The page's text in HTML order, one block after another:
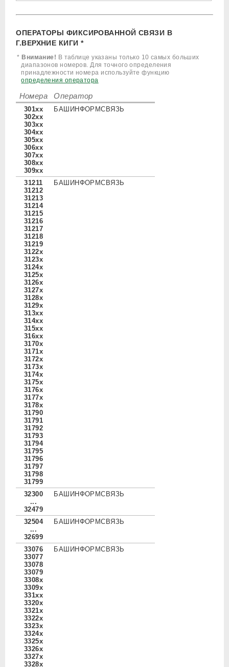
ОПЕРАТОРЫ ФИКСИРОВАННОЙ СВЯЗИ В
Г.ВЕРХНИЕ КИГИ *
* Внимание! В таблице указаны только 10 самых больших
диапазонов номеров. Для точного определения
принадлежности номера используйте функцию
определения оператора
Номера Оператор
301xx
302xx
303xx
304xx
305xx
306xx
307xx
308xx
309xx
БАШИНФОРМСВЯЗЬ
31211
31212
31213
31214
31215
31216
31217
31218
31219
3122x
3123x
3124x
3125x
3126x
3127x
3128x
3129x
313xx
314xx
315xx
316xx
3170x
3171x
3172x
3173x
3174x
3175x
3176x
3177x
3178x
31790
31791
31792
31793
31794
31795
31796
31797
31798
31799
БАШИНФОРМСВЯЗЬ
32300
...
32479
БАШИНФОРМСВЯЗЬ
32504
...
32699
БАШИНФОРМСВЯЗЬ
33076
33077
33078
33079
3308x
3309x
331xx
3320x
3321x
3322x
3323x
3324x
3325x
3326x
3327x
3328x
БАШИНФОРМСВЯЗЬ